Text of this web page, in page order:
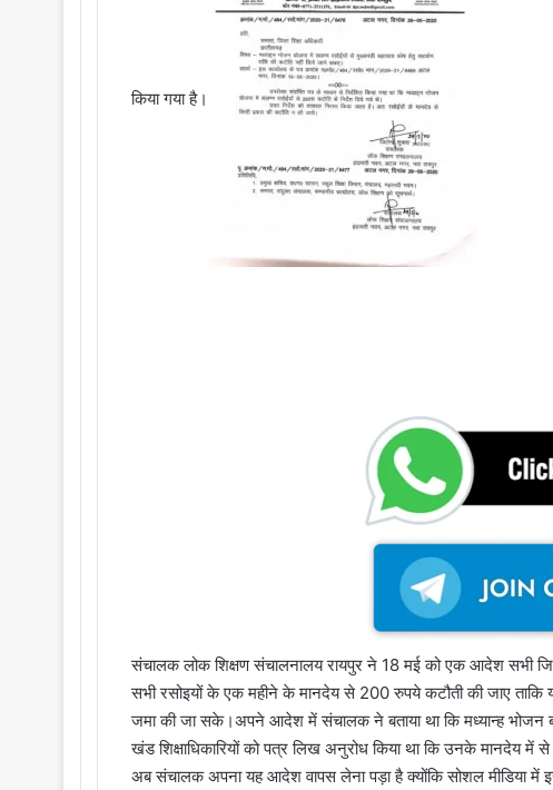
किया गया है।
संचालक लोक शिक्षण संचालनालय रायपुर ने 18 मई को एक आदेश सभी जिला
सभी रसोइयों के एक महीने के मानदेय से 200 रुपये कटौती की जाए ताकि
जमा की जा सके।अपने आदेश में संचालक ने बताया था कि मध्यान्ह भोजन
खंड शिक्षाधिकारियों को पत्र लिख अनुरोध किया था कि उनके मानदेय में
अब संचालक अपना यह आदेश वापस लेना पड़ा है क्योंकि सोशल मीडिया में